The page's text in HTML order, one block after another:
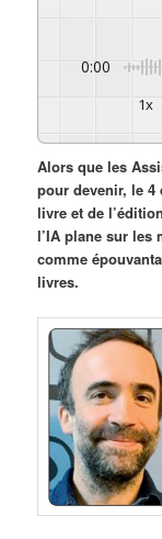
0:00
1x
Alors que les
pour devenir, le 4
livre et de
l’IA plane sur les
comme
livres.